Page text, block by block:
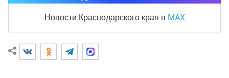
Новости Краснодарского края в MAX